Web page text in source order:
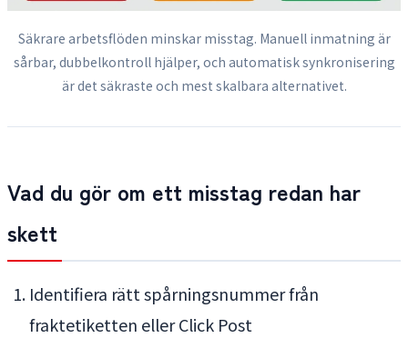
Säkrare arbetsflöden minskar misstag. Manuell inmatning är
sårbar, dubbelkontroll hjälper, och automatisk synkronisering
är det säkraste och mest skalbara alternativet.
Vad du gör om ett misstag redan har
skett
Identifiera rätt spårningsnummer från
fraktetiketten eller Click Post